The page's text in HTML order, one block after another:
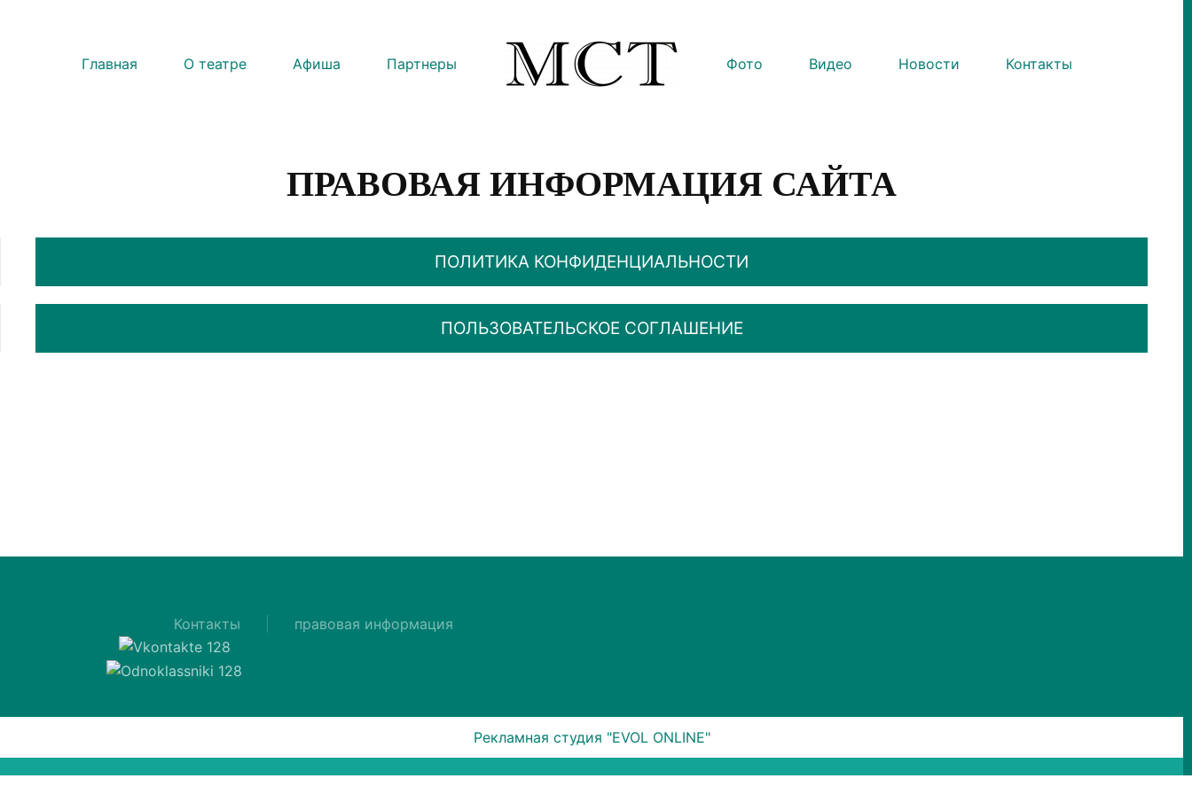
Главная О театре Афиша Партнеры Фото Видео Новости Контакты
ПРАВОВАЯ ИНФОРМАЦИЯ САЙТА
ПОЛИТИКА КОНФИДЕНЦИАЛЬНОСТИ
ПОЛЬЗОВАТЕЛЬСКОЕ СОГЛАШЕНИЕ
Контакты правовая информация
Рекламная студия "EVOL ONLINE"